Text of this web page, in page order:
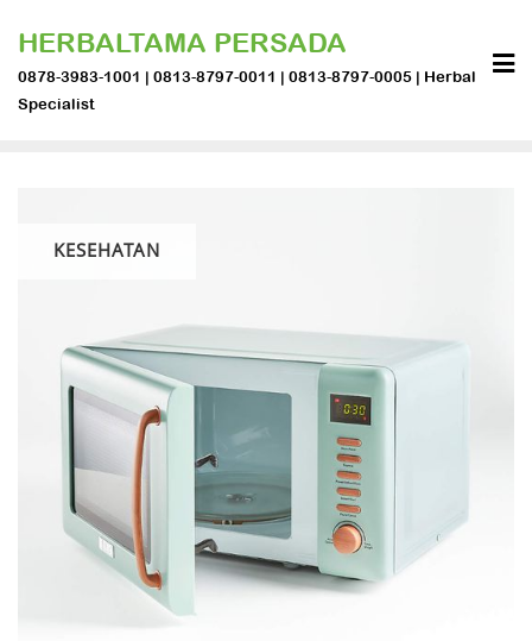
content
HERBALTAMA PERSADA
0878-3983-1001 | 0813-8797-0011 | 0813-8797-0005 | Herbal
Specialist
KESEHATAN